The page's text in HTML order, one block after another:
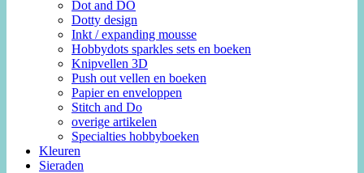
Dot and DO
Dotty design
Inkt / expanding mousse
Hobbydots sparkles sets en boeken
Knipvellen 3D
Push out vellen en boeken
Papier en enveloppen
Stitch and Do
overige artikelen
Specialties hobbyboeken
Kleuren
Sieraden